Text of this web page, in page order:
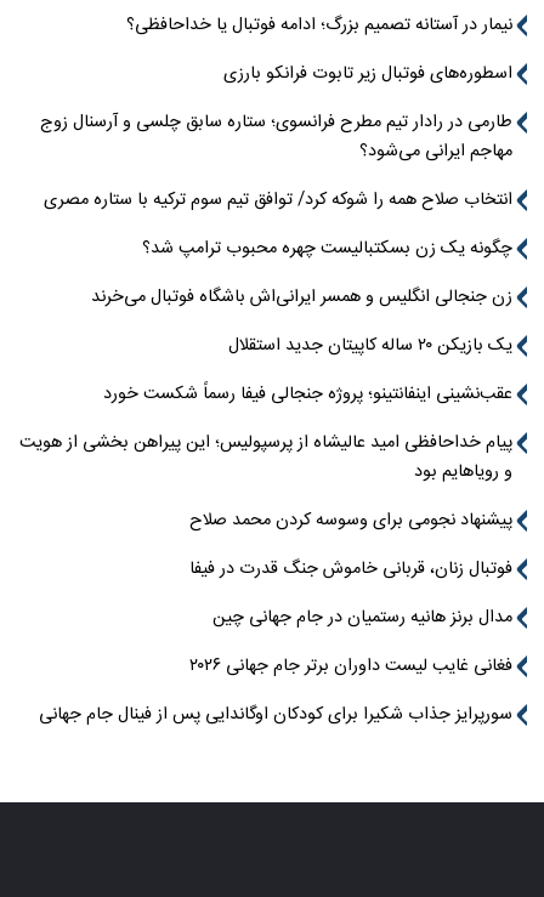
نیمار در آستانه تصمیم بزرگ؛ ادامه فوتبال یا خداحافظی؟
اسطوره‌های فوتبال زیر تابوت فرانکو بارزی
طارمی در رادار تیم مطرح فرانسوی؛ ستاره سابق چلسی و آرسنال زوج
مهاجم ایرانی می‌شود؟
انتخاب صلاح همه را شوکه کرد/ توافق تیم سوم ترکیه با ستاره مصری
چگونه یک زن بسکتبالیست چهره محبوب ترامپ شد؟
زن جنجالی انگلیس و همسر ایرانی‌اش باشگاه فوتبال می‌خرند
یک بازیکن ۲۰ ساله کاپیتان جدید استقلال
عقب‌نشینی اینفانتینو؛ پروژه جنجالی فیفا رسماً شکست خورد
پیام خداحافظی امید عالیشاه از پرسپولیس؛ این پیراهن بخشی از هویت
و رویاهایم بود
پیشنهاد نجومی برای وسوسه کردن محمد صلاح
فوتبال زنان، قربانی خاموش جنگ قدرت در فیفا
مدال برنز هانیه رستمیان در جام جهانی چین
فغانی غایب لیست داوران برتر جام جهانی ۲۰۲۶
سورپرایز جذاب شکیرا برای کودکان اوگاندایی پس از فینال جام جهانی